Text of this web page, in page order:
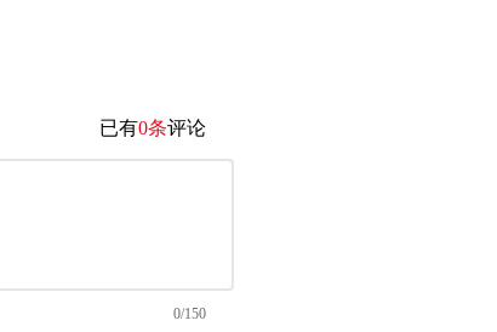
已有0条评论
0/150